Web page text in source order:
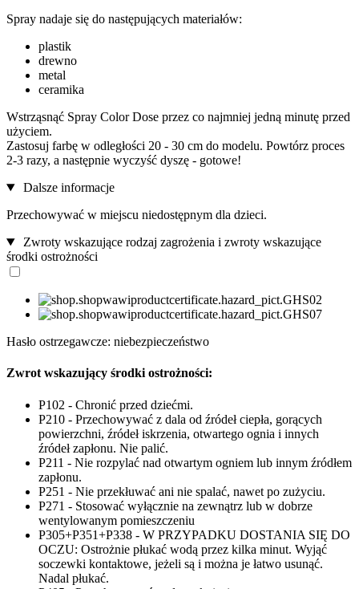
Spray nadaje się do następujących materiałów:
plastik
drewno
metal
ceramika
Wstrząsnąć Spray Color Dose przez co najmniej jedną minutę przed
użyciem.
Zastosuj farbę w odległości 20 - 30 cm do modelu. Powtórz proces
2-3 razy, a następnie wyczyść dyszę - gotowe!
Dalsze informacje
Przechowywać w miejscu niedostępnym dla dzieci.
Zwroty wskazujące rodzaj zagrożenia i zwroty wskazujące
środki ostrożności
Hasło ostrzegawcze: niebezpieczeństwo
Zwrot wskazujący środki ostrożności:
P102 - Chronić przed dziećmi.
P210 - Przechowywać z dala od źródeł ciepła, gorących
powierzchni, źródeł iskrzenia, otwartego ognia i innych
źródeł zapłonu. Nie palić.
P211 - Nie rozpylać nad otwartym ogniem lub innym źródłem
zapłonu.
P251 - Nie przekłuwać ani nie spalać, nawet po zużyciu.
P271 - Stosować wyłącznie na zewnątrz lub w dobrze
wentylowanym pomieszczeniu
P305+P351+P338 - W PRZYPADKU DOSTANIA SIĘ DO
OCZU: Ostrożnie płukać wodą przez kilka minut. Wyjąć
soczewki kontaktowe, jeżeli są i można je łatwo usunąć.
Nadal płukać.